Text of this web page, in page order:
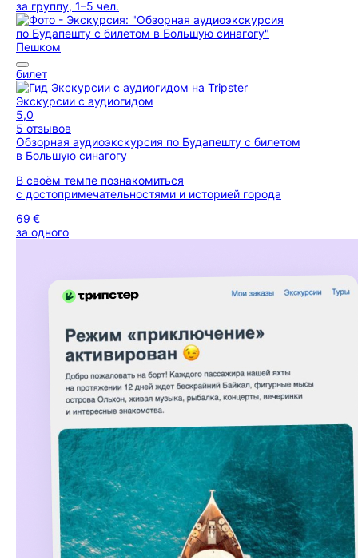
за группу, 1–5 чел.
Пешком
билет
Экскурсии с аудиогидом
5,0
5 отзывов
Обзорная аудиоэкскурсия по Будапешту с билетом
в Большую синагогу
В своём темпе познакомиться
с достопримечательностями и историей города
69 €
за одного